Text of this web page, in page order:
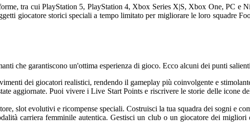
tra cui PlayStation 5, PlayStation 4, Xbox Series X|S, Xbox One, PC e
giocatore storici speciali a tempo limitato per migliorare le loro squadre
che garantiscono un'ottima esperienza di gioco. Ecco alcuni dei punti
dei giocatori realistici, rendendo il gameplay più coinvolgente e
aggiornate. Puoi vivere i Live Start Points e riscrivere le storie delle icone
slot evolutivi e ricompense speciali. Costruisci la tua squadra dei sogni e
carriera femminile autentica. Gestisci un club o un giocatore dei